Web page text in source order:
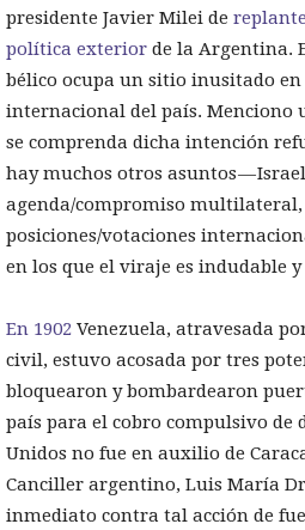
presidente Javier Milei de
política exterior de la Argentina.
bélico ocupa un sitio inusitado
internacional del país. Menciono
se comprenda dicha intención
hay muchos otros asuntos —
agenda/compromiso multilateral,
posiciones/votaciones
en los que el viraje es indudable
En 1902 Venezuela, atravesada
civil, estuvo acosada por tres
bloquearon y bombardearon
país para el cobro compulsivo de
Unidos no fue en auxilio de
Canciller argentino, Luis María
inmediato contra tal acción de